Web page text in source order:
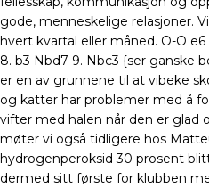
gode, menneskelige relasjoner.
hvert kvartal eller måned. O-O e6
8. b3 Nbd7 9. Nbc3 {ser ganske
er en av grunnene til at vibeke
og katter har problemer med å
vifter med halen når den er glad
møter vi også tidligere hos
hydrogenperoksid 30 prosent
dermed sitt første for klubben